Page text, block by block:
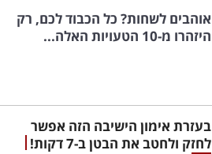
אוהבים לשחות? כל הכבוד לכם, רק
היזהרו מ-10 הטעויות האלה...
בעזרת אימון הישיבה הזה אפשר
לחזק ולחטב את הבטן ב-7 דקות!